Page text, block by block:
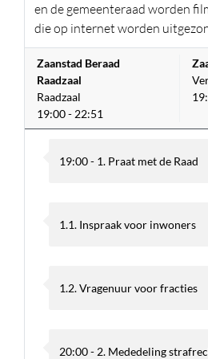
en de gemeenteraad worden
die op internet worden
Zaanstad Beraad
Raadzaal
Raadzaal
19:00 - 22:51
19:00 - 1. Praat met de Raad
1.1. Inspraak voor inwoners
1.2. Vragenuur voor fracties
20:00 - 2. Mededeling